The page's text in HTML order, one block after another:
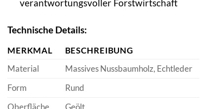
verantwortungsvoller Forstwirtschaft
Technische Details:
MERKMAL
BESCHREIBUNG
Material
Massives Nussbaumholz, Echtleder
Form
Rund
Oberfläche
Geölt